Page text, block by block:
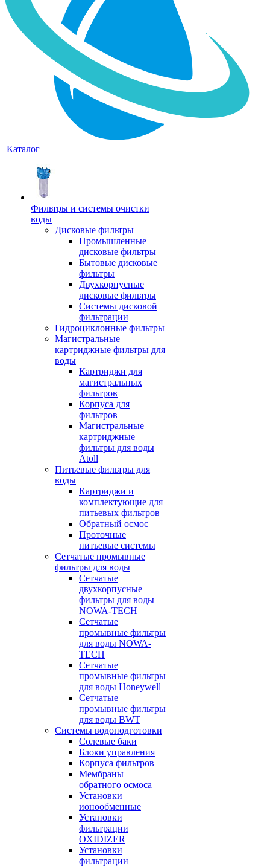
Каталог
Фильтры и системы очистки
воды
Дисковые фильтры
Промышленные
дисковые фильтры
Бытовые дисковые
фильтры
Двухкорпусные
дисковые фильтры
Системы дисковой
фильтрации
Гидроциклонные фильтры
Магистральные
картриджные фильтры для
воды
Картриджи для
магистральных
фильтров
Корпуса для
фильтров
Магистральные
картриджные
фильтры для воды
Atoll
Питьевые фильтры для
воды
Картриджи и
комплектующие для
питьевых фильтров
Обратный осмос
Проточные
питьевые системы
Сетчатые промывные
фильтры для воды
Сетчатые
двухкорпусные
фильтры для воды
NOWA-TECH
Сетчатые
промывные фильтры
для воды NOWA-
TECH
Сетчатые
промывные фильтры
для воды Honeywell
Сетчатые
промывные фильтры
для воды BWT
Системы водоподготовки
Солевые баки
Блоки управления
Корпуса фильтров
Мембраны
обратного осмоса
Установки
ионообменные
Установки
фильтрации
OXIDIZER
Установки
фильтрации